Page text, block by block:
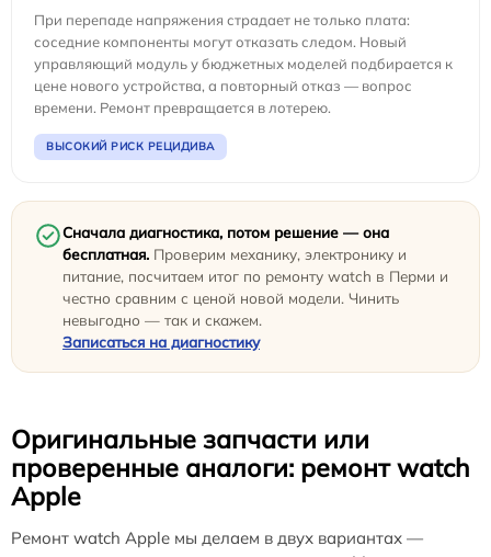
При перепаде напряжения страдает не только плата:
соседние компоненты могут отказать следом. Новый
управляющий модуль у бюджетных моделей подбирается к
цене нового устройства, а повторный отказ — вопрос
времени. Ремонт превращается в лотерею.
ВЫСОКИЙ РИСК РЕЦИДИВА
Сначала диагностика, потом решение — она
бесплатная. Проверим механику, электронику и
питание, посчитаем итог по ремонту watch в Перми и
честно сравним с ценой новой модели. Чинить
невыгодно — так и скажем.
Записаться на диагностику
Оригинальные запчасти или
проверенные аналоги: ремонт watch
Apple
Ремонт watch Apple мы делаем в двух вариантах —